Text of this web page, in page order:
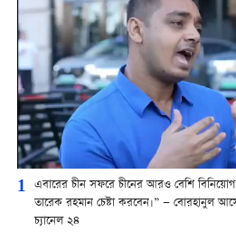
1 এবারের চীন সফরে চীনের আরও বেশি বিনিয়োগ
তারেক রহমান চেষ্টা করবেন।” — বোরহানুল
চ্যানেল ২৪